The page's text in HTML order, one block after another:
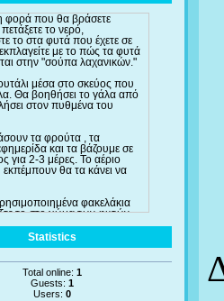
φορά που θα βράσετε
το νερό,
το στα φυτά που έχετε σε
με το πώς τα φυτά
στην "σούπα λαχανικών."
μέσα στο σκεύος που
Θα βοηθήσει το γάλα από
στον πυθμένα του
τα φρούτα , τα
και τα βάζουμε σε
για 2-3 μέρες. Το αέριο
εκπέμπουν θα τα κάνει να
φακελάκια
το στο χώμα των φυτών
όλες τις
Χρησιμοποιείστε το ειδικά
και τις φτέρες. Ακόμα και
ημέρα θα βρουν γρήγορα την
Statistics
Total online: 1
Guests: 1
Users: 0